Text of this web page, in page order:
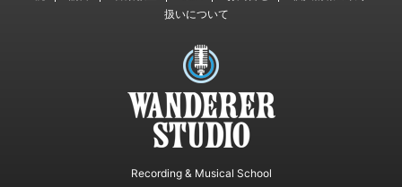
扱いについて
Recording & Musical School